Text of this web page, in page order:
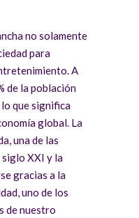
no solamente
para
A
de la población
que significa
global. La
una de las
XXI y la
gracias a la
uno de los
de nuestro